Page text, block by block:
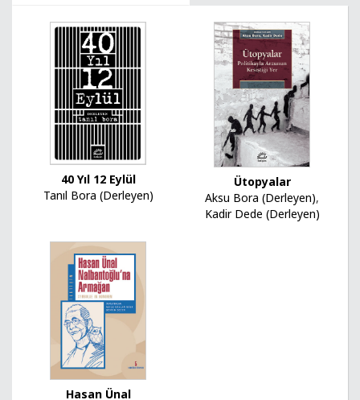
40 Yıl 12 Eylül
Tanıl Bora (Derleyen)
Ütopyalar
Aksu Bora (Derleyen),
Kadir Dede (Derleyen)
Hasan Ünal